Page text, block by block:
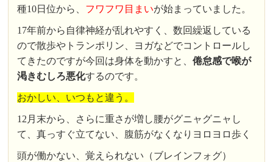
種10日位から、 フワフワ目まいが始まっていました。
17年前から自律神経が乱れやすく、数回繰返している
ので散歩やトランポリン、ヨガなどでコントロールし
てきたのですが今回は身体を動かすと、倦怠感で喉が
渇きむしろ悪化するのです。
おかしい、いつもと違う。
12月末から、さらに重さが増し腰がグニャグニャし
て、真っすぐ立てない、腹筋がなくなりヨロヨロ歩く
頭が働かない、覚えられない（ブレインフォグ）